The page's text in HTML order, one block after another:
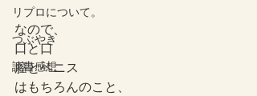
リプロについて。
つぶやき
読書感想
なので、
口と口
膣とペニス
はもちろんのこと、